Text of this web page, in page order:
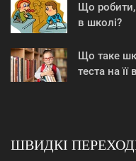
Що
в школі?
Що таке
теста на
ШВИДКІ